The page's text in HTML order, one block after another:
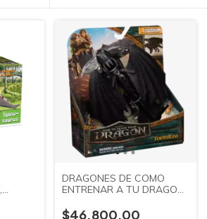
DRAGONES DE COMO
ENTRENAR A TU DRAGON
$46.800,00